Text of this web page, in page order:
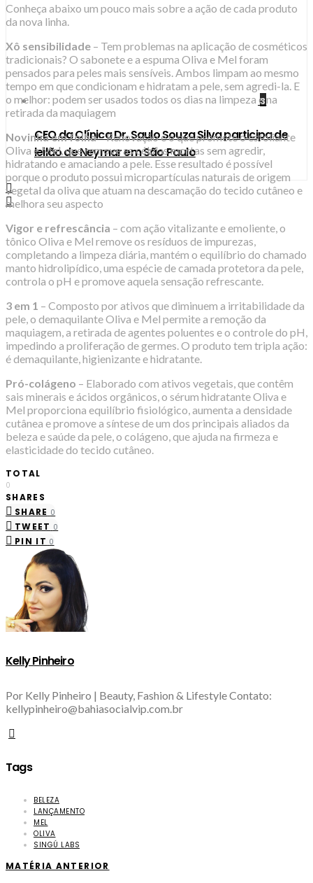
3
CEO da Clínica Dr. Saulo Souza Silva participa de
leilão de Neymar em São Paulo
Conheça abaixo um pouco mais sobre a ação de cada produto
da nova linha.
Xô sensibilidade – Tem problemas na aplicação de cosméticos
tradicionais? O sabonete e a espuma Oliva e Mel foram
pensados para peles mais sensíveis. Ambos limpam ao mesmo
tempo em que condicionam e hidratam a pele, sem agredi-la. E
o melhor: podem ser usados todos os dias na limpeza e na
retirada da maquiagem
Novinha em folha– Renovação é o que promete o esfoliante
Oliva e Mel, que remove as células mortas sem agredir,
hidratando e amaciando a pele. Esse resultado é possível
porque o produto possui micropartículas naturais de origem
vegetal da oliva que atuam na descamação do tecido cutâneo e
melhora seu aspecto
Vigor e refrescância – com ação vitalizante e emoliente, o
tônico Oliva e Mel remove os resíduos de impurezas,
completando a limpeza diária, mantém o equilíbrio do chamado
manto hidrolipídico, uma espécie de camada protetora da pele,
controla o pH e promove aquela sensação refrescante.
3 em 1 – Composto por ativos que diminuem a irritabilidade da
pele, o demaquilante Oliva e Mel permite a remoção da
maquiagem, a retirada de agentes poluentes e o controle do pH,
impedindo a proliferação de germes. O produto tem tripla ação:
é demaquilante, higienizante e hidratante.
Pró-colágeno – Elaborado com ativos vegetais, que contêm
sais minerais e ácidos orgânicos, o sérum hidratante Oliva e
Mel proporciona equilíbrio fisiológico, aumenta a densidade
cutânea e promove a síntese de um dos principais aliados da
beleza e saúde da pele, o colágeno, que ajuda na firmeza e
elasticidade do tecido cutâneo.
TOTAL
0
SHARES
SHARE 0
TWEET 0
PIN IT 0
Kelly Pinheiro
Por Kelly Pinheiro | Beauty, Fashion & Lifestyle Contato:
kellypinheiro@bahiasocialvip.com.br
Tags
BELEZA
LANÇAMENTO
MEL
OLIVA
SINGÚ LABS
MATÉRIA ANTERIOR